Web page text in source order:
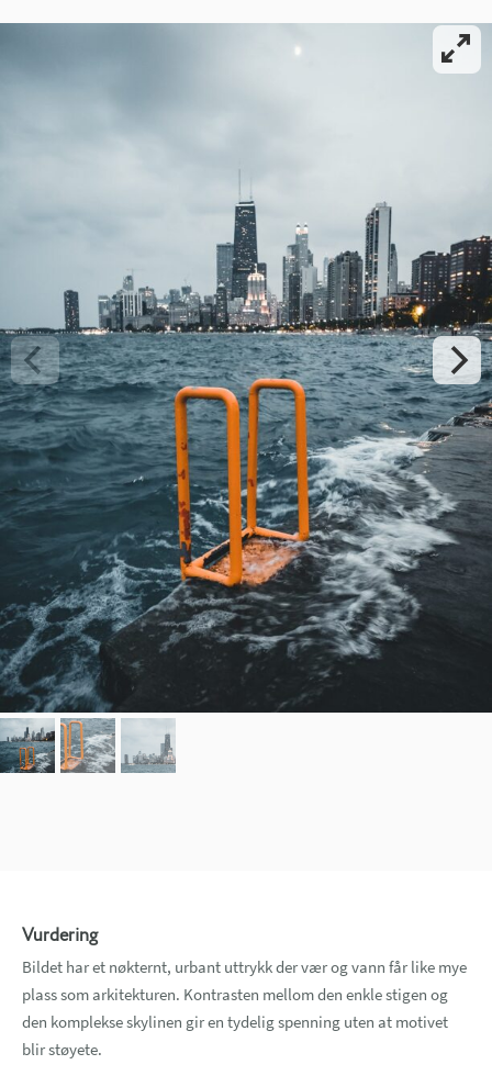
Vurdering
Bildet har et nøkternt, urbant uttrykk der vær og vann får like mye
plass som arkitekturen. Kontrasten mellom den enkle stigen og
den komplekse skylinen gir en tydelig spenning uten at motivet
blir støyete.